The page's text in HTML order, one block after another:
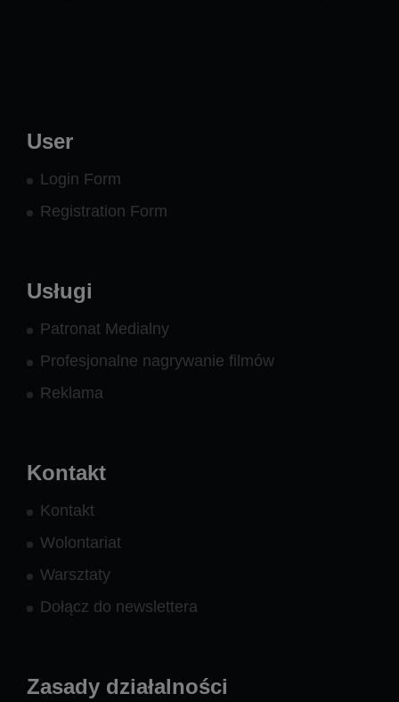
User
Login Form
Registration Form
Usługi
Patronat Medialny
Profesjonalne nagrywanie filmów
Reklama
Kontakt
Kontakt
Wolontariat
Warsztaty
Dołącz do newslettera
Zasady działalności